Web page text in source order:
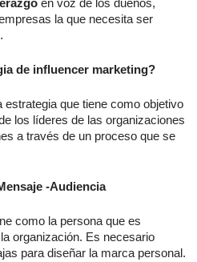
en voz de los dueños,
la que necesita ser
de influencer marketing?
estrategia que tiene como objetivo
los líderes de las organizaciones
a través de un proceso que se
-Audiencia
como la persona que es
organización. Es necesario
para diseñar la marca personal.